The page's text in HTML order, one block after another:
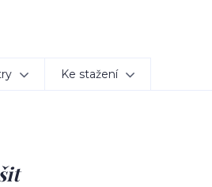
Ke stažení